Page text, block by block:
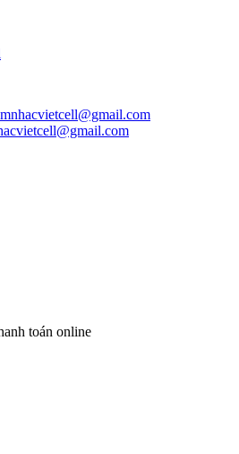
toán online